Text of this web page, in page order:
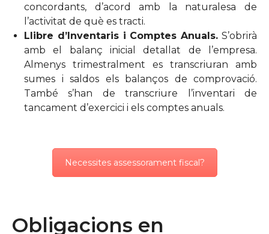
concordants, d’acord amb la naturalesa de
l’activitat de què es tracti.
Llibre d’Inventaris i Comptes Anuals. S’obrirà
amb el balanç inicial detallat de l’empresa.
Almenys trimestralment es transcriuran amb
sumes i saldos els balanços de comprovació.
També s’han de transcriure l’inventari de
tancament d’exercici i els comptes anuals.
Necessites assessorament fiscal?
Obligacions en